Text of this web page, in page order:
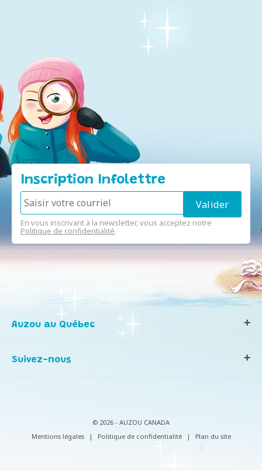
Inscription Infolettre
En vous inscrivant à la newsletter, vous acceptez notre
Politique de confidentialité.
Auzou au Québec
Notre histoire
Infos consommateurs
Suivez-nous
© 2026 - AUZOU CANADA
Mentions légales
| Politique de confidentialité | Plan du site